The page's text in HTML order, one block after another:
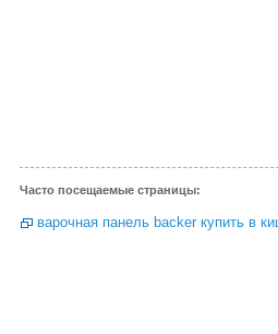
Часто посещаемые страницы:
варочная панель backer купить в